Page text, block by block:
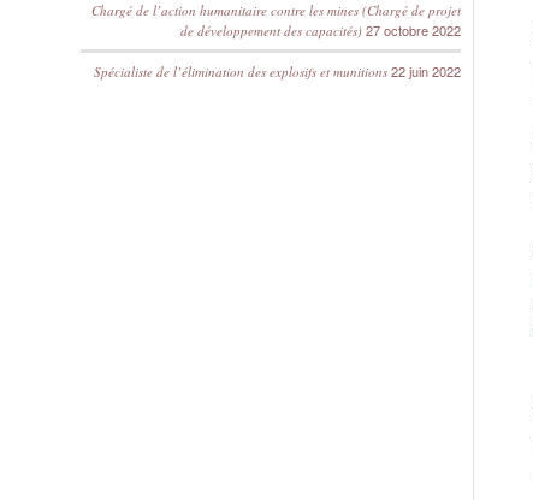
Chargé de l’action humanitaire contre les mines (Chargé de projet
de développement des capacités) 27 octobre 2022
Spécialiste de l’élimination des explosifs et munitions 22 juin 2022